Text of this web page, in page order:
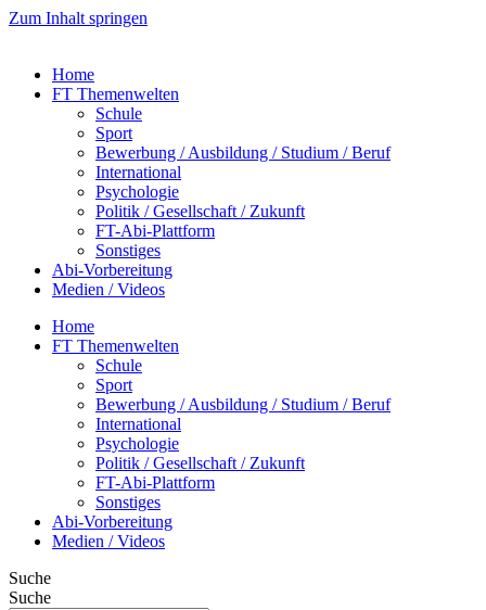
Zum Inhalt springen
Home
FT Themenwelten
Schule
Sport
Bewerbung / Ausbildung / Studium / Beruf
International
Psychologie
Politik / Gesellschaft / Zukunft
FT-Abi-Plattform
Sonstiges
Abi-Vorbereitung
Medien / Videos
Home
FT Themenwelten
Schule
Sport
Bewerbung / Ausbildung / Studium / Beruf
International
Psychologie
Politik / Gesellschaft / Zukunft
FT-Abi-Plattform
Sonstiges
Abi-Vorbereitung
Medien / Videos
Suche
Suche